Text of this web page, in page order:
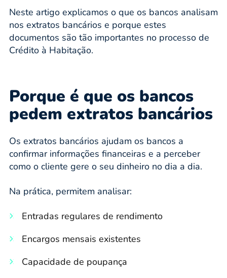
Neste artigo explicamos o que os bancos analisam
nos extratos bancários e porque estes
documentos são tão importantes no processo de
Crédito à Habitação.
Porque é que os bancos
pedem extratos bancários
Os extratos bancários ajudam os bancos a
confirmar informações financeiras e a perceber
como o cliente gere o seu dinheiro no dia a dia.
Na prática, permitem analisar:
Entradas regulares de rendimento
Encargos mensais existentes
Capacidade de poupança